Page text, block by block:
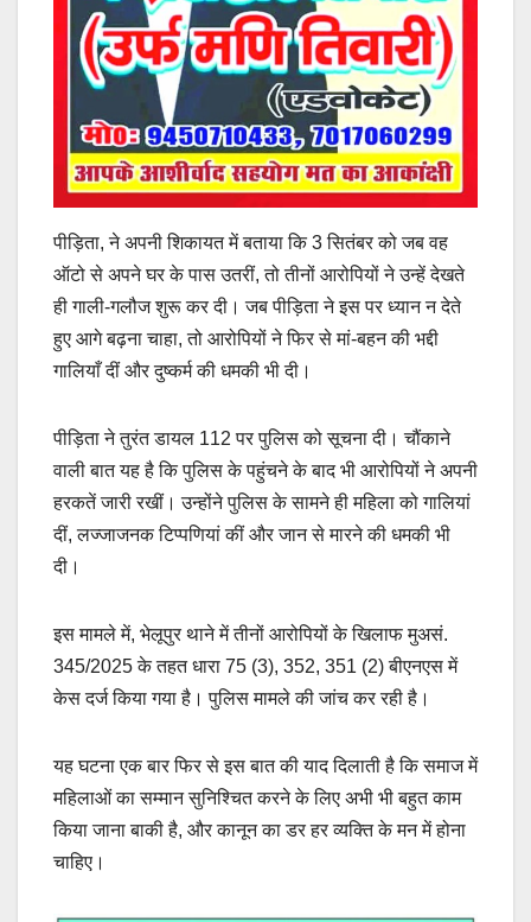
पीड़िता, ने अपनी शिकायत में बताया कि 3 सितंबर को जब वह
ऑटो से अपने घर के पास उतरीं, तो तीनों आरोपियों ने उन्हें देखते
ही गाली-गलौज शुरू कर दी। जब पीड़िता ने इस पर ध्यान न देते
हुए आगे बढ़ना चाहा, तो आरोपियों ने फिर से मां-बहन की भद्दी
गालियाँ दीं और दुष्कर्म की धमकी भी दी।
पीड़िता ने तुरंत डायल 112 पर पुलिस को सूचना दी। चौंकाने
वाली बात यह है कि पुलिस के पहुंचने के बाद भी आरोपियों ने अपनी
हरकतें जारी रखीं। उन्होंने पुलिस के सामने ही महिला को गालियां
दीं, लज्जाजनक टिप्पणियां कीं और जान से मारने की धमकी भी
दी।
इस मामले में, भेलूपुर थाने में तीनों आरोपियों के खिलाफ मुअसं.
345/2025 के तहत धारा 75 (3), 352, 351 (2) बीएनएस में
केस दर्ज किया गया है। पुलिस मामले की जांच कर रही है।
यह घटना एक बार फिर से इस बात की याद दिलाती है कि समाज में
महिलाओं का सम्मान सुनिश्चित करने के लिए अभी भी बहुत काम
किया जाना बाकी है, और कानून का डर हर व्यक्ति के मन में होना
चाहिए।